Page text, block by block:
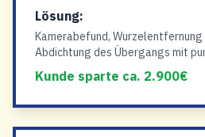
Lösung:
Kamerabefund,
Abdichtung des Übergangs mit
Kunde sparte ca. 2.900€